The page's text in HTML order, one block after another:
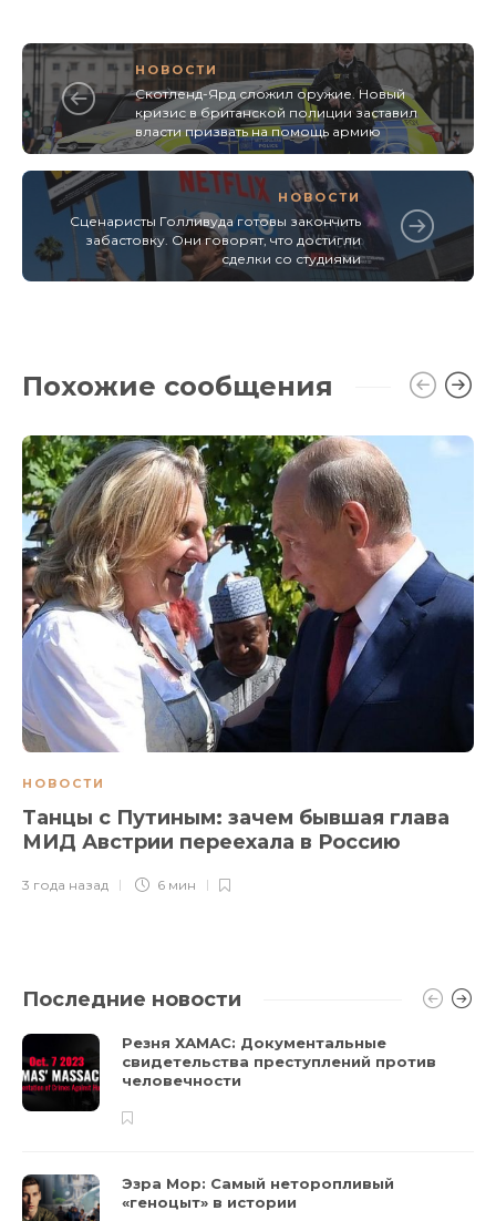
НОВОСТИ
Скотленд-Ярд сложил оружие. Новый
кризис в британской полиции заставил
власти призвать на помощь армию
НОВОСТИ
Сценаристы Голливуда готовы закончить
забастовку. Они говорят, что достигли
сделки со студиями
Похожие сообщения
НОВОСТИ
Танцы с Путиным: зачем бывшая глава
МИД Австрии переехала в Россию
3 года назад 6 мин
Последние новости
Резня ХАМАС: Документальные
свидетельства преступлений против
человечности
Эзра Мор: Самый неторопливый
«геноцыт» в истории